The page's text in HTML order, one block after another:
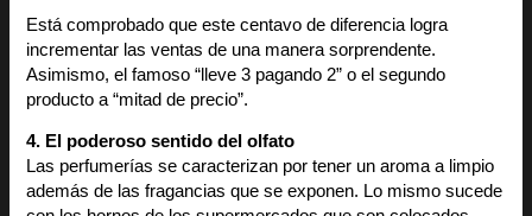
Está comprobado que este centavo de diferencia logra
incrementar las ventas de una manera sorprendente.
Asimismo, el famoso “lleve 3 pagando 2” o el segundo
producto a “mitad de precio”.
4. El poderoso sentido del olfato
Las perfumerías se caracterizan por tener un aroma a limpio
además de las fragancias que se exponen. Lo mismo sucede